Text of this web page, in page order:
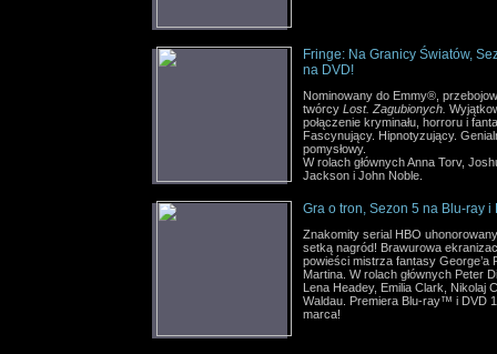
Fringe: Na Granicy Światów,
na DVD!
Nominowany do Emmy®,
twórcy Lost. Zagubionych.
połączenie kryminału, horroru i
Fascynujący. Hipnotyzujący.
pomysłowy.
W rolach głównych Anna Torv,
Jackson i John Noble.
Gra o tron, Sezon 5 na Blu-ray i
Znakomity serial HBO
setką nagród! Brawurowa
powieści mistrza fantasy George’a
Martina. W rolach głównych Peter
Lena Headey, Emilia Clark, Nikolaj
Waldau. Premiera Blu-ray™ i DVD
marca!